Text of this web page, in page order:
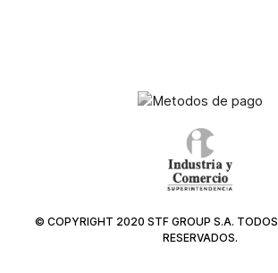
© COPYRIGHT 2020 STF GROUP S.A. TODOS
RESERVADOS.